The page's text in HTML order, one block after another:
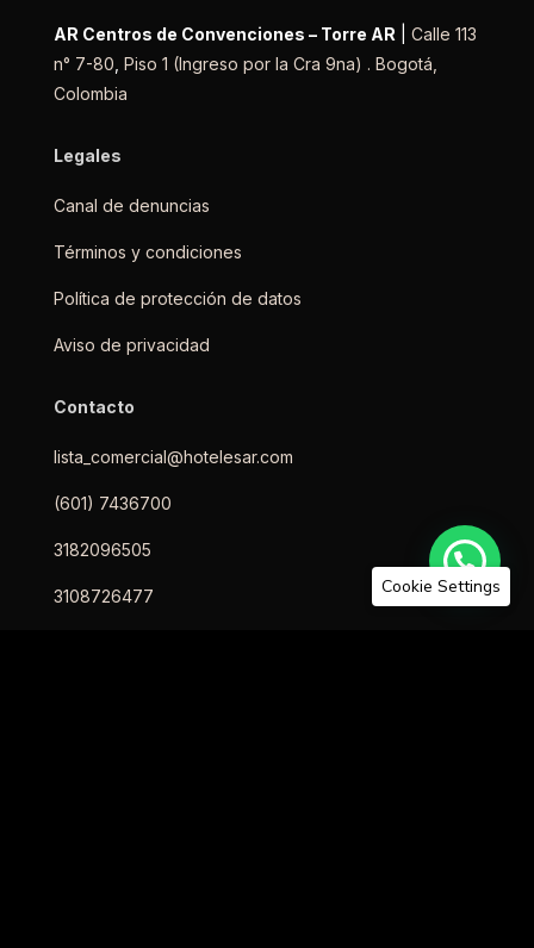
AR Centros de Convenciones – Torre AR
Calle 113
n° 7-80 Piso 1 (Ingreso por la Cra 9na) . Bogotá,
Colombia
Legales
Canal de denuncias
Términos y condiciones
Política de protección de datos
Aviso de privacidad
Contacto
lista_comercial@hotelesar.com
(601) 7436700
3182096505
3108726477 Cookie Settings